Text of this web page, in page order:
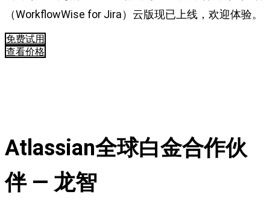
（WorkflowWise for Jira）云版现已上线，欢迎体验。
免费试用
查看价格
Atlassian全球白金合作伙
伴 — 龙智